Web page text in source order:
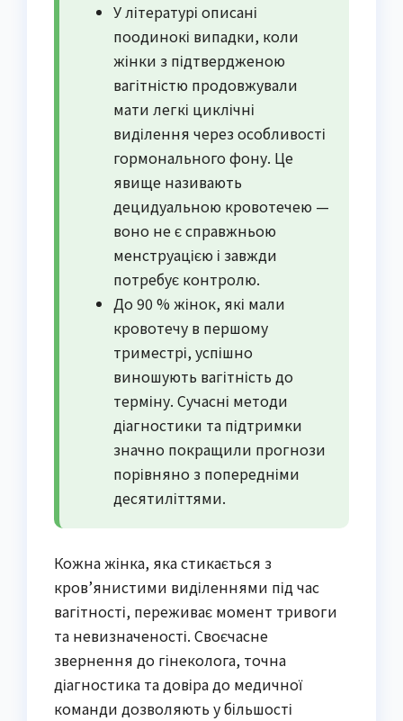
У літературі описані
поодинокі випадки, коли
жінки з підтвердженою
вагітністю продовжували
мати легкі циклічні
виділення через особливості
гормонального фону. Це
явище називають
децидуальною кровотечею —
воно не є справжньою
менструацією і завжди
потребує контролю.
До 90 % жінок, які мали
кровотечу в першому
триместрі, успішно
виношують вагітність до
терміну. Сучасні методи
діагностики та підтримки
значно покращили прогнози
порівняно з попередніми
десятиліттями.
Кожна жінка, яка стикається з
кров’янистими виділеннями під час
вагітності, переживає момент тривоги
та невизначеності. Своєчасне
звернення до гінеколога, точна
діагностика та довіра до медичної
команди дозволяють у більшості